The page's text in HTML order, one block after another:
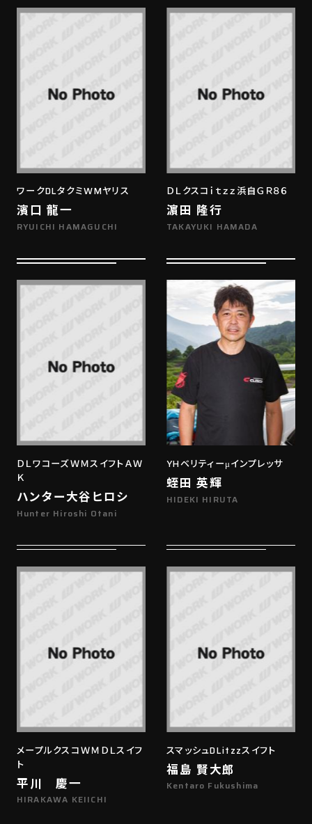
ワークDLタクミWMヤリス
濱口 龍一
RYUICHI HAMAGUCHI
ＤＬクスコｉｔｚｚ浜自ＧＲ８６
濵田 隆行
TAKAYUKI HAMADA
ＤＬワコーズＷＭスイフトＡＷ
Ｋ
ハンター大谷ヒロシ
Hunter Hiroshi Otani
YHベリティーμインプレッサ
蛭田 英輝
HIDEKI HIRUTA
メープルクスコＷＭＤＬスイフ
ト
平川 慶一
HIRAKAWA KEIICHI
スマッシュDLitzzスイフト
福島 賢大郎
Kentaro Fukushima